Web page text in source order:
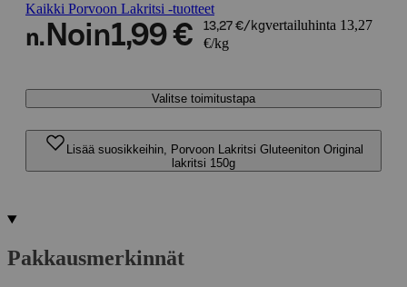
Kaikki Porvoon Lakritsi -tuotteet
n. Noin1,99 € 13,27 €/kgvertailuhinta 13,27
€/kg
Valitse toimitustapa
Lisää suosikkeihin, Porvoon Lakritsi Gluteeniton Original
lakritsi 150g
Pakkausmerkinnät